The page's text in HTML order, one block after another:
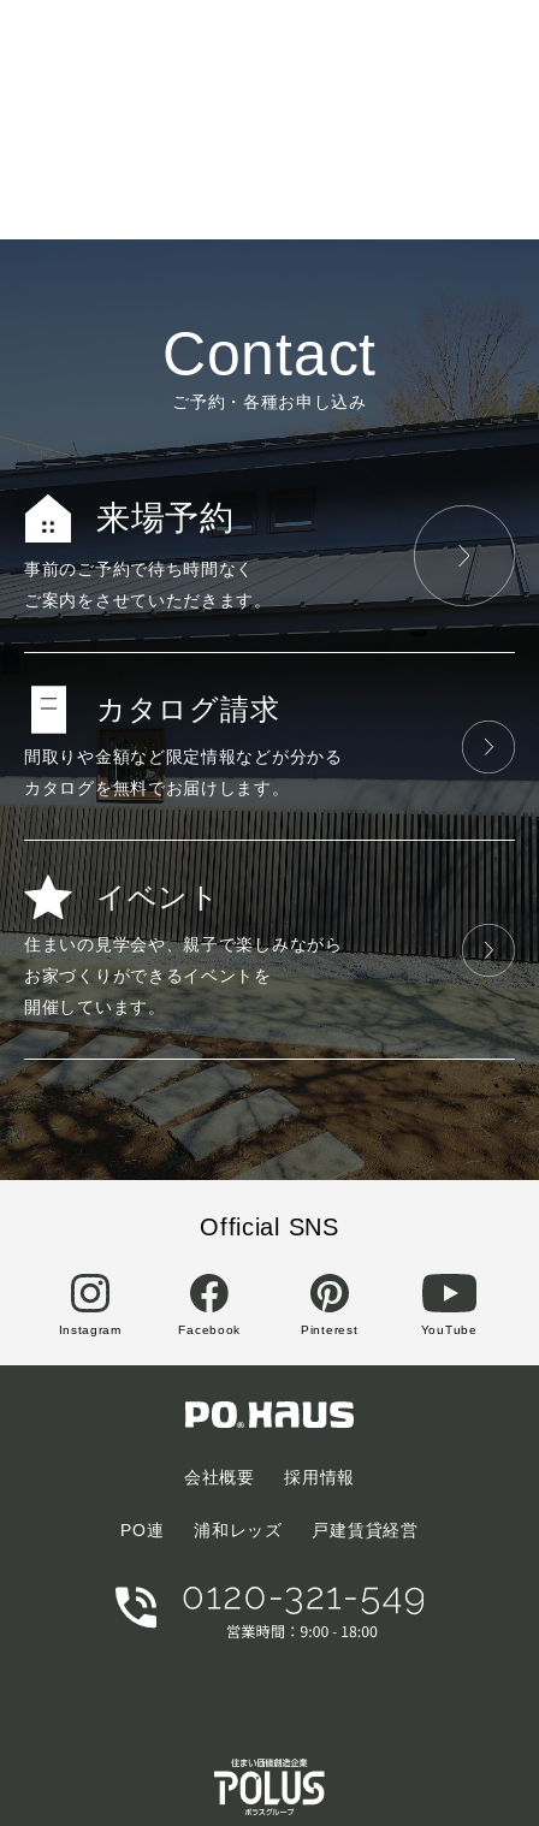
Contact
ご予約・各種お申し込み
来場予約
事前のご予約で待ち時間なく
ご案内をさせていただきます。
カタログ請求
間取りや金額など限定情報などが分かる
カタログを無料でお届けします。
イベント
住まいの見学会や、親子で楽しみながら
お家づくりができるイベントを
開催しています。
Official SNS
Instagram Facebook Pinterest YouTube
会社概要 採用情報
PO連 浦和レッズ 戸建賃貸経営